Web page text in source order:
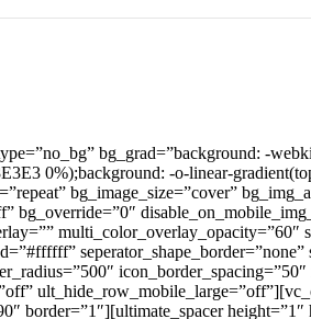
bg_grad=”background: -
0%);background: -o-linear-
bg_image_size=”cover”
multi_color_overlay_opacity=”60″
border=”1″][ultimate_spacer